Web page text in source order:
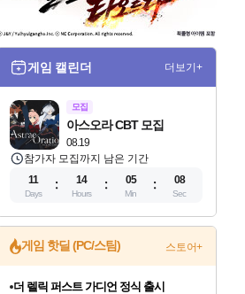
게임 캘린더 더보기+
모집
08.19
아스오라 CBT 모집
참가자 모집까지 남은 기간
11
Days
14
Hours
05
Min
07
Sec
게임 핫딜 (PC/스팀) 스토어+
더 렐릭 퍼스트 가디언 정식 출시